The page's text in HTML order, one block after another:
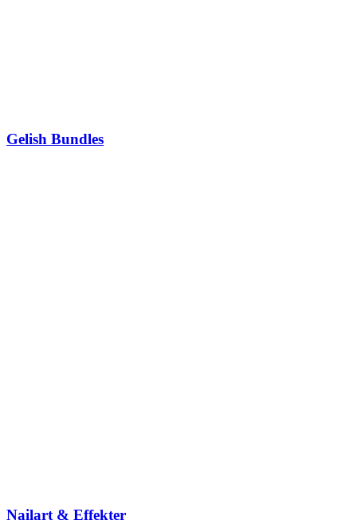
Gelish Bundles
Nailart & Effekter